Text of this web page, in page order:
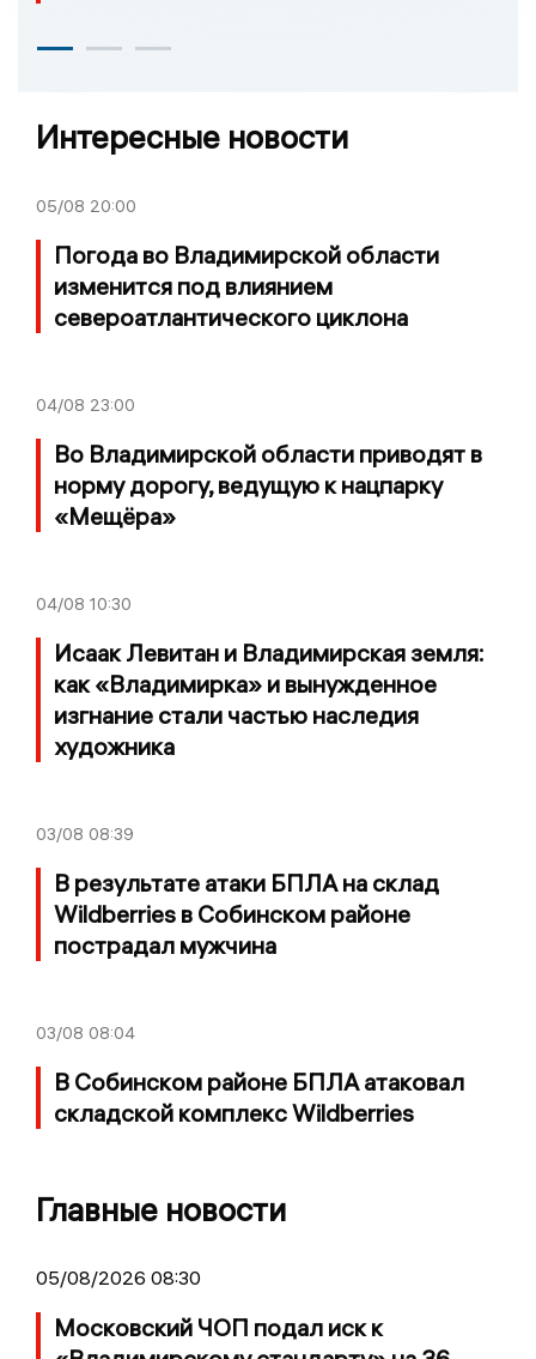
Интересные новости
05/08 20:00
Погода во Владимирской области
изменится под влиянием
североатлантического циклона
04/08 23:00
Во Владимирской области приводят в
норму дорогу, ведущую к нацпарку
«Мещёра»
04/08 10:30
Исаак Левитан и Владимирская земля:
как «Владимирка» и вынужденное
изгнание стали частью наследия
художника
03/08 08:39
В результате атаки БПЛА на склад
Wildberries в Собинском районе
пострадал мужчина
03/08 08:04
В Собинском районе БПЛА атаковал
складской комплекс Wildberries
Главные новости
05/08/2026 08:30
Московский ЧОП подал иск к